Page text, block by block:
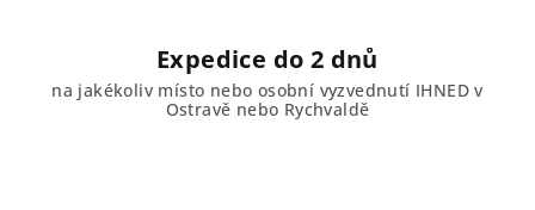
s
u
Expedice do 2 dnů
na jakékoliv místo nebo osobní vyzvednutí IHNED v
Ostravě nebo Rychvaldě